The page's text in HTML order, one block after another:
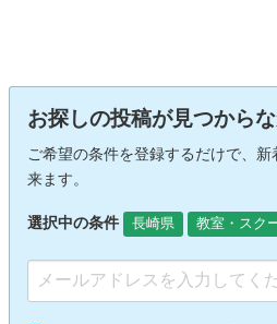
お探しの投稿が見つから
ご希望の条件を登録するだけで、
来ます。
選択中の条件 長崎県 教室・スク